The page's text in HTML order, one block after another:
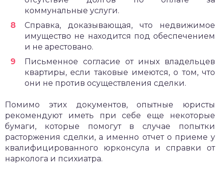
коммунальные услуги.
Справка, доказывающая, что недвижимое
имущество не находится под обеспечением
и не арестовано.
Письменное согласие от иных владельцев
квартиры, если таковые имеются, о том, что
они не против осуществления сделки.
Помимо этих документов, опытные юристы
рекомендуют иметь при себе еще некоторые
бумаги, которые помогут в случае попытки
расторжения сделки, а именно отчет о приеме у
квалифицированного юрконсула и справки от
нарколога и психиатра.